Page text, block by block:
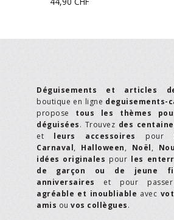
Déguisements et articles
boutique en ligne deguisements-
propose tous les thèmes
déguisées. Trouvez des
et leurs accessoires pour
Carnaval, Halloween, Noël,
idées originales pour les
de garçon ou de jeune
anniversaires et pour
agréable et inoubliable avec
amis ou vos collègues.